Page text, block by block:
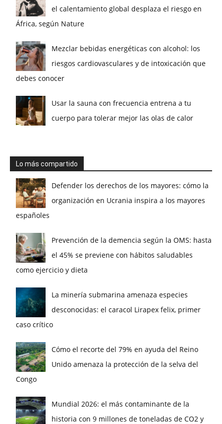
el calentamiento global desplaza el riesgo en
África, según Nature
Mezclar bebidas energéticas con alcohol: los
riesgos cardiovasculares y de intoxicación que
debes conocer
Usar la sauna con frecuencia entrena a tu
cuerpo para tolerar mejor las olas de calor
Lo más compartido
Defender los derechos de los mayores: cómo la
organización en Ucrania inspira a los mayores
españoles
Prevención de la demencia según la OMS: hasta
el 45% se previene con hábitos saludables
como ejercicio y dieta
La minería submarina amenaza especies
desconocidas: el caracol Lirapex felix, primer
caso crítico
Cómo el recorte del 79% en ayuda del Reino
Unido amenaza la protección de la selva del
Congo
Mundial 2026: el más contaminante de la
historia con 9 millones de toneladas de CO2 y